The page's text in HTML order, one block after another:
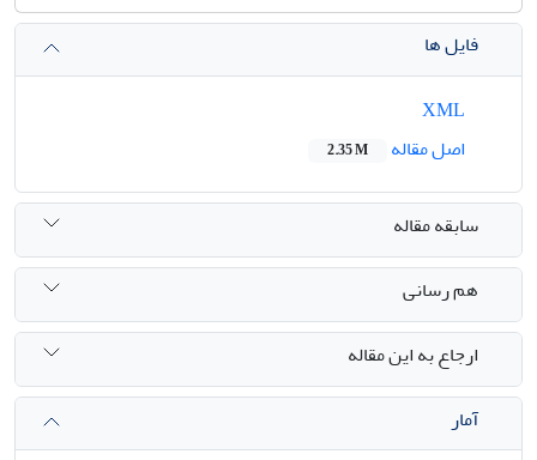
فایل ها
اصل مقاله
2.35 M
سابقه مقاله
هم رسانی
ارجاع به این مقاله
آمار